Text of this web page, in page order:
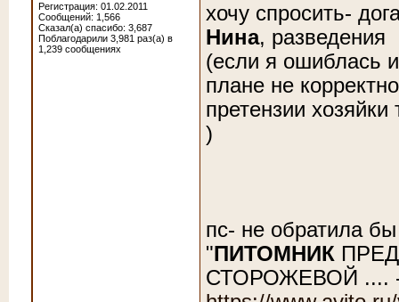
Регистрация: 01.02.2011
Сообщений: 1,566
Сказал(а) спасибо: 3,687
Поблагодарили 3,981 раз(а) в
1,239 сообщениях
хочу спросить-
Нина, разведения
(если я ошиблась
плане не
претензии
)
пс- не обратила
"ПИТОМНИК
СТОРОЖЕВОЙ ....